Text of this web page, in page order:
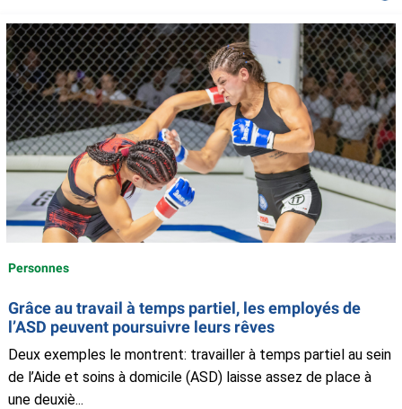
Personnes
Grâce au travail à temps partiel, les employés de
l’ASD peuvent poursuivre leurs rêves
Deux exemples le montrent: travailler à temps partiel au sein
de l’Aide et soins à domicile (ASD) laisse assez de place à
une deuxiè...